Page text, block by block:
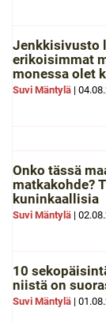
Jenkkisivusto
erikoisimmat
monessa olet
Suvi Mäntylä |
Onko tässä
matkakohde?
kuninkaallisia
Suvi Mäntylä |
10
niistä on
Suvi Mäntylä |